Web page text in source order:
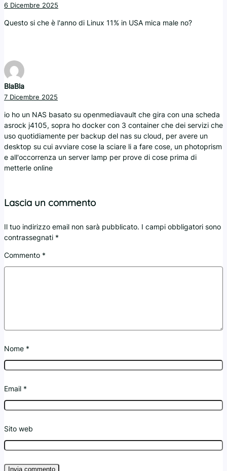
6 Dicembre 2025
Questo si che è l'anno di Linux 11% in USA mica male no?
BlaBla
7 Dicembre 2025
io ho un NAS basato su openmediavault che gira con una scheda
asrock j4105, sopra ho docker con 3 container che dei servizi che
uso quotidiamente per backup del nas su cloud, per avere un
desktop su cui avviare cose la sciare li a fare cose, un photoprism
e all'occorrenza un server lamp per prove di cose prima di
metterle online
Lascia un commento
Il tuo indirizzo email non sarà pubblicato. I campi obbligatori sono
contrassegnati *
Commento *
Nome *
Email *
Sito web